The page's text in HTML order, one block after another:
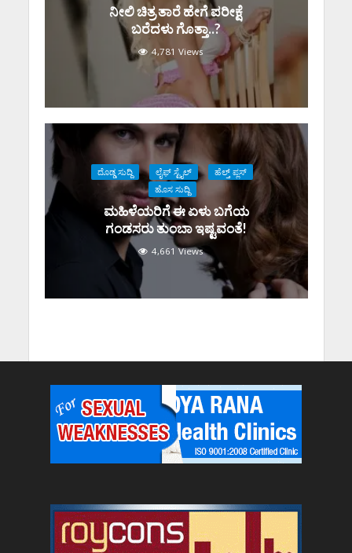
ನೀಲಿ ಚಿತ್ರ ತಾರೆ ಹೇಗೆ ಪರೀಕ್ಷೆ
ಬರೆದಳು ಗೊತ್ತಾ..?
4,781 Views
ದೊಡ್ಡ ಸುದ್ದಿ ಲೈಫ್ ಸ್ಟೈಲ್
ಹೆಲ್ತ್ ಪ್ಲಸ್
ಹೊಸ ಸುದ್ದಿ
ಮಹಿಳೆಯರಿಗೆ ಈ ಏಳು ಬಗೆಯ
ಗಂಡಸರು ತುಂಬಾ ಇಷ್ಟವಂತೆ!
4,661 Views